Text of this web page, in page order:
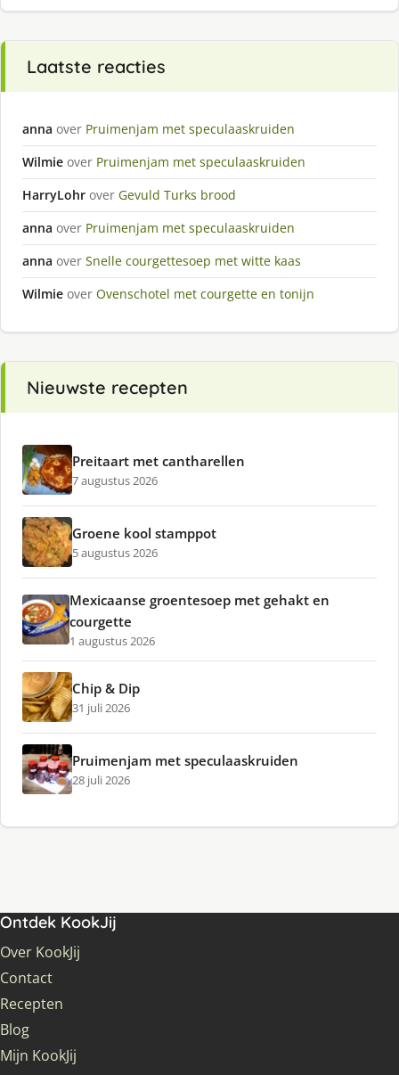
Laatste reacties
anna over Pruimenjam met speculaaskruiden
Wilmie over Pruimenjam met speculaaskruiden
HarryLohr over Gevuld Turks brood
anna over Pruimenjam met speculaaskruiden
anna over Snelle courgettesoep met witte kaas
Wilmie over Ovenschotel met courgette en tonijn
Nieuwste recepten
Preitaart met cantharellen
7 augustus 2026
Groene kool stamppot
5 augustus 2026
Mexicaanse groentesoep met gehakt en
courgette
1 augustus 2026
Chip & Dip
31 juli 2026
Pruimenjam met speculaaskruiden
28 juli 2026
Ontdek KookJij
Over KookJij
Contact
Recepten
Blog
Mijn KookJij